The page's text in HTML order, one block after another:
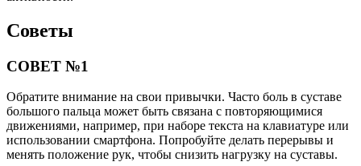
Советы
СОВЕТ №1
Обратите внимание на свои привычки. Часто боль в суставе
большого пальца может быть связана с повторяющимися
движениями, например, при наборе текста на клавиатуре или
использовании смартфона. Попробуйте делать перерывы и
менять положение рук, чтобы снизить нагрузку на суставы.